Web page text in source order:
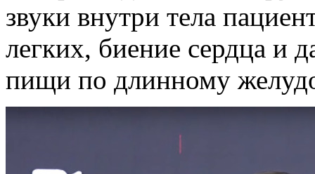
звуки внутри тела
легких, биение сердца и
пищи по длинному